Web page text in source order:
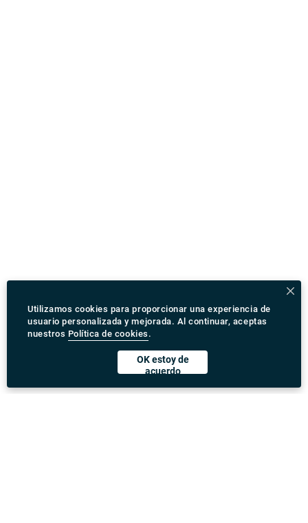
Utilizamos cookies para proporcionar una experiencia de
usuario personalizada y mejorada. Al continuar, aceptas
nuestros Política de cookies .
OK estoy de
acuerdo